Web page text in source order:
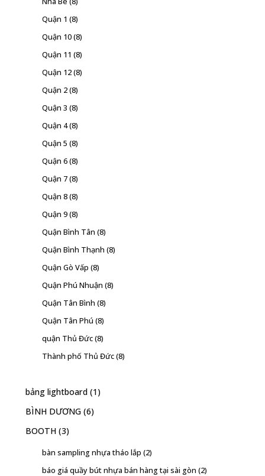
Quận 1 (8)
Quận 10(8)
Quận 11 (8)
Quận 12(8)
Quận 2(8)
Quận 3 (8)
Quận 4(8)
Quận 5 (8)
Quận 6(8)
Quận 7(8)
Quận 8(8)
Quận 9(8)
Quận Bình Tân (8)
Quận Bình Thạnh (8)
Quận Gò Vấp (8)
Quận Phú Nhuận (8)
Quận Tân Bình (8)
Quận Tân Phú (8)
quận Thủ Đức(8)
Thành phố Thủ Đức(8)
bảng lightboard (1)
BÌNH DƯƠNG (6)
BOOTH (3)
bàn sampling nhựa tháo lắp (2)
báo giá quầy bút nhựa bán hàng tại sài gòn (2)